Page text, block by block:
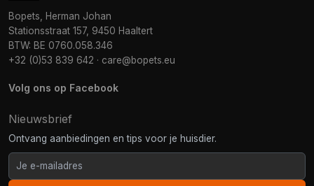
Bopets, Herman Johan
Stationsstraat 157, 9450 Haaltert
BTW: BE 0760.058.346
+32 (0)53 839 642 · care@bopets.eu
Volg ons op Facebook
Nieuwsbrief
Ontvang aanbiedingen en tips voor je huisdier.